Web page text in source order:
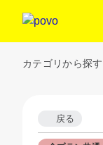
カテゴリから探す
戻る